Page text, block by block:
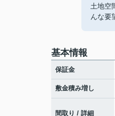
土地空
んな要
基本情報
保証金
敷金積み増し
間取り / 詳細